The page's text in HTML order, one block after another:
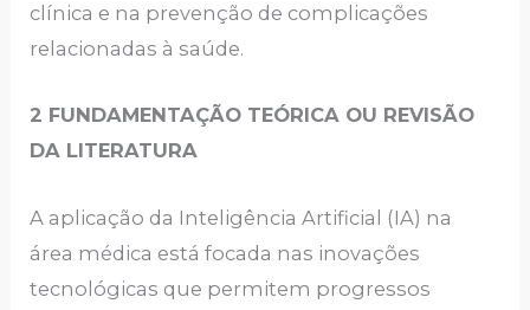
clínica e na prevenção de complicações
relacionadas à saúde.
2 FUNDAMENTAÇÃO TEÓRICA OU REVISÃO
DA LITERATURA
A aplicação da Inteligência Artificial (IA) na
área médica está focada nas inovações
tecnológicas que permitem progressos